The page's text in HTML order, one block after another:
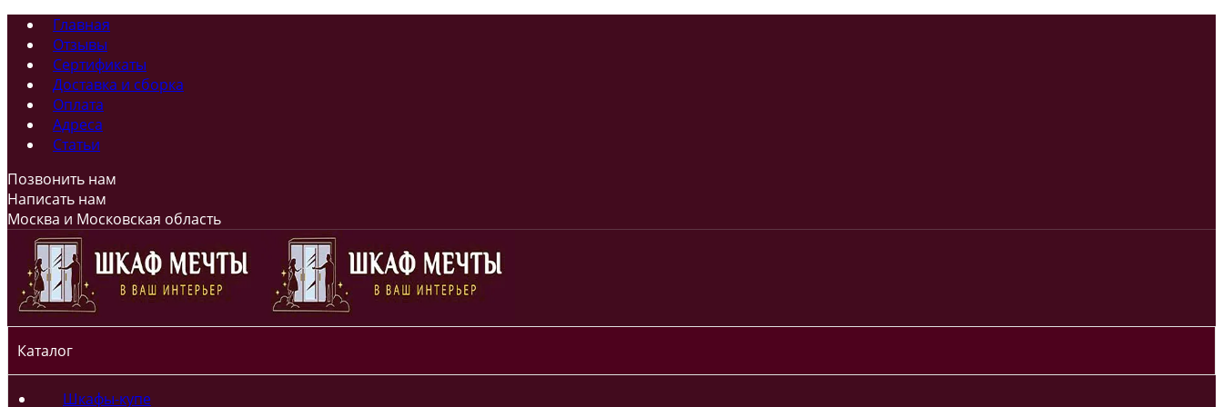
Главная
Отзывы
Сертификаты
Доставка и сборка
Оплата
Адреса
Статьи
Позвонить нам
Написать нам
Москва и Московская область
Каталог
Шкафы-купе